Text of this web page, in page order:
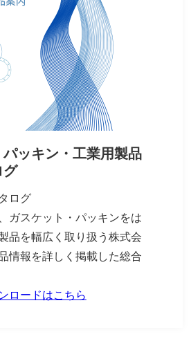
ッキン・工業用製品
グ
ログ
ガスケット・パッキンをは
品を幅広く取り扱う株式会
情報を詳しく掲載した総合
ロードはこちら